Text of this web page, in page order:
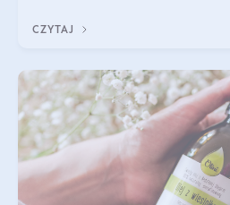
bariera hydrolipidowa.
CZYTAJ